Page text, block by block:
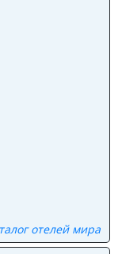
отелей мира